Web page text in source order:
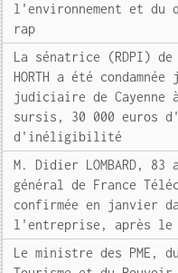
l'environnement et du
rap
La sénatrice (RDPI) de
HORTH a été
judiciaire de Cayenne
sursis, 30 000 euros
d'inéligibilité
M. Didier LOMBARD,
général de France
confirmée en janvier
l'entreprise, après le
Le ministre des PME,